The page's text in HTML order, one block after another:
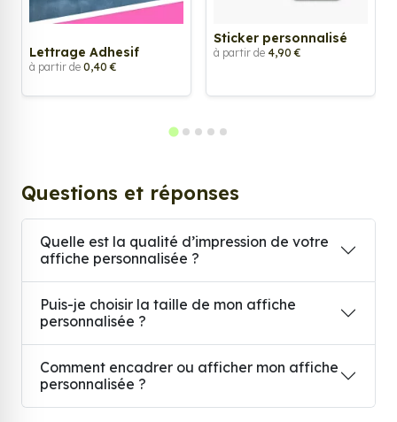
Lettrage Adhesif
à partir de 0,40 €
Sticker personnalisé
à partir de 4,90 €
Questions et réponses
Quelle est la qualité d’impression de votre
affiche personnalisée ?
Puis-je choisir la taille de mon affiche
personnalisée ?
Comment encadrer ou afficher mon affiche
personnalisée ?